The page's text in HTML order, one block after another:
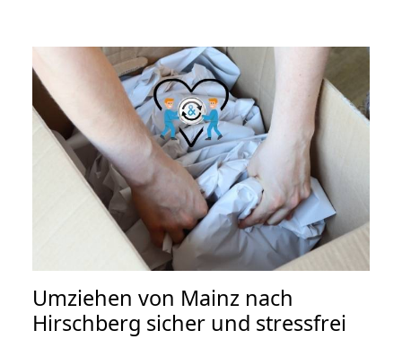
Umziehen von Mainz nach
Hirschberg sicher und stressfrei